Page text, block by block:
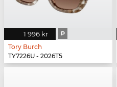
1 996 kr P
Tory Burch
TY7226U - 2026T5